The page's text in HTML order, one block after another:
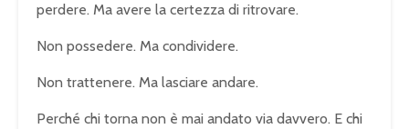
perdere. Ma avere la certezza di ritrovare.
Non possedere. Ma condividere.
Non trattenere. Ma lasciare andare.
Perché chi torna non è mai andato via davvero. E chi